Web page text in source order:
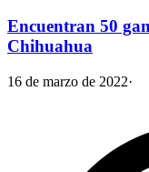
Encuentran 50
Chihuahua
16 de marzo de 2022·